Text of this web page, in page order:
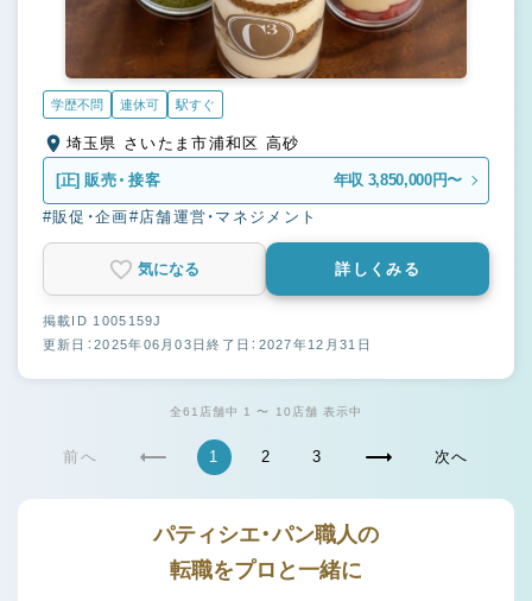
学歴不問 連休可 駅すぐ
埼玉県 さいたま市浦和区 高砂
[正] 販売・接客 年収 3,850,000円〜
#販促・企画#店舗運営・マネジメント
気になる 詳しくみる
掲載ID 1005159J
更新日：2025年06月03日終了日：2027年12月31日
全61店舗中 1 〜 10店舗 表示中
前へ 1 2 3 次へ
パティシエ・パン職人の
転職をプロと一緒に